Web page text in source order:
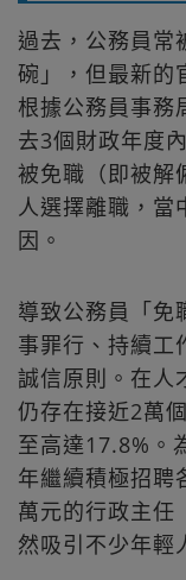
過去，公務員常
碗」，但最新的
根據公務員事務
去3個財政年度
被免職（即被解
人選擇離職，當
因。
導致公務員「免
事罪行、持續工
誠信原則。在人
仍存在接近2萬
至高達17.8%。
年繼續積極招聘
萬元的行政主任
然吸引不少年輕